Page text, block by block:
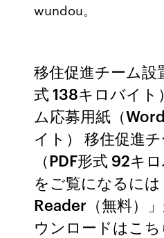
wundou。
移住促進チーム設
式 138キロバイト
ム応募用紙（
イト） 移住促進
（PDF形式 92キ
をご覧になるに
Reader（無料）
ウンロードはこち